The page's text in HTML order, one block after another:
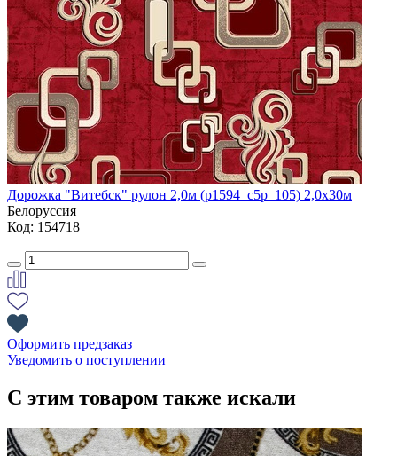
Дорожка "Витебск" рулон 2,0м (p1594_c5p_105) 2,0х30м
Белоруссия
Код: 154718
Оформить предзаказ
Уведомить о поступлении
С этим товаром также искали